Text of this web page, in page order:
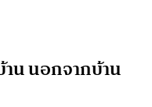
น นอกจากบ้าน